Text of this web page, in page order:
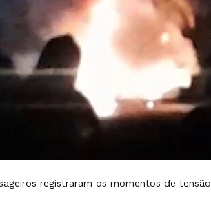
registraram os momentos de